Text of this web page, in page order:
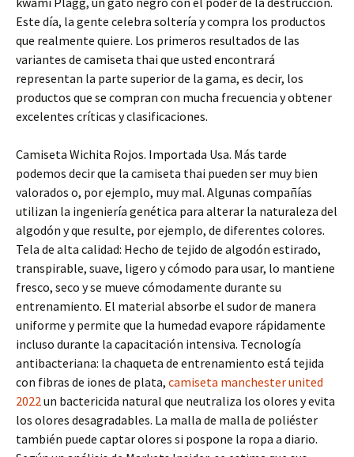
Este día, la gente celebra soltería y compra los productos
que realmente quiere. Los primeros resultados de las
variantes de camiseta thai que usted encontrará
representan la parte superior de la gama, es decir, los
productos que se compran con mucha frecuencia y obtener
excelentes críticas y clasificaciones.
Camiseta Wichita Rojos. Importada Usa. Más tarde
podemos decir que la camiseta thai pueden ser muy bien
valorados o, por ejemplo, muy mal. Algunas compañías
utilizan la ingeniería genética para alterar la naturaleza del
algodón y que resulte, por ejemplo, de diferentes colores.
Tela de alta calidad: Hecho de tejido de algodón estirado,
transpirable, suave, ligero y cómodo para usar, lo mantiene
fresco, seco y se mueve cómodamente durante su
entrenamiento. El material absorbe el sudor de manera
uniforme y permite que la humedad evapore rápidamente
incluso durante la capacitación intensiva. Tecnología
antibacteriana: la chaqueta de entrenamiento está tejida
con fibras de iones de plata, camiseta manchester united
2022un bactericida natural que neutraliza los olores y evita
los olores desagradables. La malla de malla de poliéster
también puede captar olores si pospone la ropa a diario.